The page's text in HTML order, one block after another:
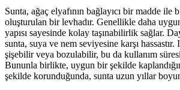
Sunta, ağaç elyafının bağlayıcı bir madde ile
oluşturulan bir levhadır. Genellikle daha
yapısı sayesinde kolay taşınabilirlik sağlar.
sunta, suya ve nem seviyesine karşı
şişebilir veya bozulabilir, bu da kullanım
Bununla birlikte, uygun bir şekilde
şekilde korunduğunda, sunta uzun yıllar